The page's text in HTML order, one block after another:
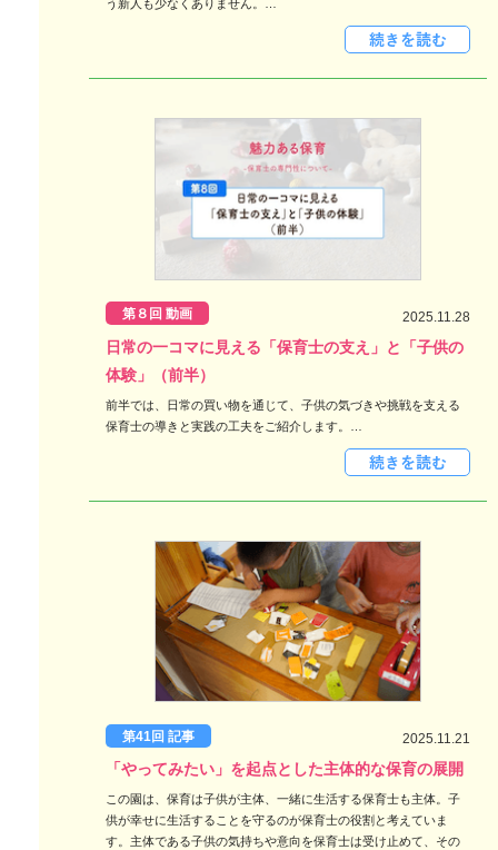
う新人も少なくありません。…
第８回 動画 2025.11.28
日常の一コマに見える「保育士の支え」と「子供の
体験」（前半）
前半では、日常の買い物を通じて、子供の気づきや挑戦を支える
保育士の導きと実践の工夫をご紹介します。…
第41回 記事 2025.11.21
「やってみたい」を起点とした主体的な保育の展開
この園は、保育は子供が主体、一緒に生活する保育士も主体。子
供が幸せに生活することを守るのが保育士の役割と考えていま
す。主体である子供の気持ちや意向を保育士は受け止めて、その